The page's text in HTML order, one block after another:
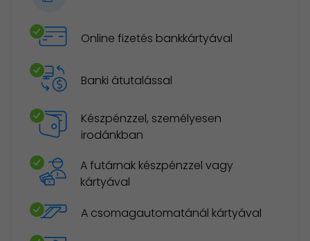
Online fizetés bankkártyával
Banki átutalással
Készpénzzel, személyesen
irodánkban
A futárnak készpénzzel vagy
kártyával
A csomagautomatánál kártyával